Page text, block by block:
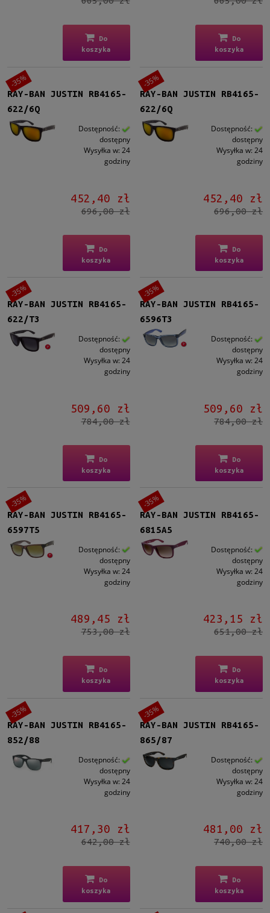
Do
koszyka
Do
koszyka
RAY-BAN JUSTIN RB4165-
622/6Q
Dostępność:
dostępny
Wysyłka w: 24
godziny
452,40 zł
696,00 zł
Do
koszyka
-35%
RAY-BAN JUSTIN RB4165-
622/6Q
Dostępność:
dostępny
Wysyłka w: 24
godziny
452,40 zł
696,00 zł
Do
koszyka
-35%
RAY-BAN JUSTIN RB4165-
622/T3
Dostępność:
dostępny
Wysyłka w: 24
godziny
509,60 zł
784,00 zł
Do
koszyka
-35%
RAY-BAN JUSTIN RB4165-
6596T3
Dostępność:
dostępny
Wysyłka w: 24
godziny
509,60 zł
784,00 zł
Do
koszyka
-35%
RAY-BAN JUSTIN RB4165-
6597T5
Dostępność:
dostępny
Wysyłka w: 24
godziny
489,45 zł
753,00 zł
Do
koszyka
-35%
RAY-BAN JUSTIN RB4165-
6815A5
Dostępność:
dostępny
Wysyłka w: 24
godziny
423,15 zł
651,00 zł
Do
koszyka
-35%
RAY-BAN JUSTIN RB4165-
852/88
Dostępność:
dostępny
Wysyłka w: 24
godziny
417,30 zł
642,00 zł
Do
koszyka
-35%
RAY-BAN JUSTIN RB4165-
865/87
Dostępność:
dostępny
Wysyłka w: 24
godziny
481,00 zł
740,00 zł
Do
koszyka
-35%